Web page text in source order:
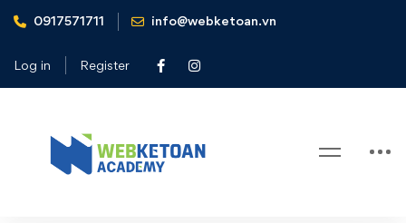
0917571711 info@webketoan.vn
Log in Register
Home Hợp nhất văn bản quản lý thuế
Tag: Hợp nhất văn bản quản lý